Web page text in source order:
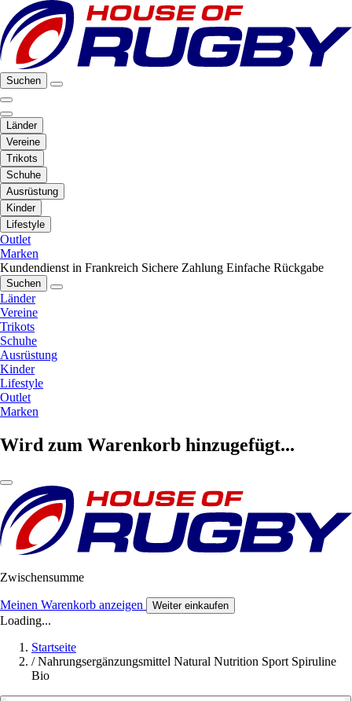
Suchen
Länder
Vereine
Trikots
Schuhe
Ausrüstung
Kinder
Lifestyle
Outlet
Marken
Kundendienst in Frankreich Sichere Zahlung Einfache Rückgabe
Suchen
Länder
Vereine
Trikots
Schuhe
Ausrüstung
Kinder
Lifestyle
Outlet
Marken
Wird zum Warenkorb hinzugefügt...
Zwischensumme
Meinen Warenkorb anzeigen Weiter einkaufen
Loading...
Startseite
/ Nahrungsergänzungsmittel Natural Nutrition Sport Spiruline
Bio